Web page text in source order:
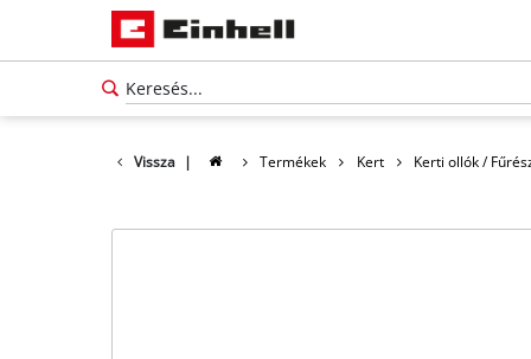
Vissza | Termékek Kert Kerti ollók /